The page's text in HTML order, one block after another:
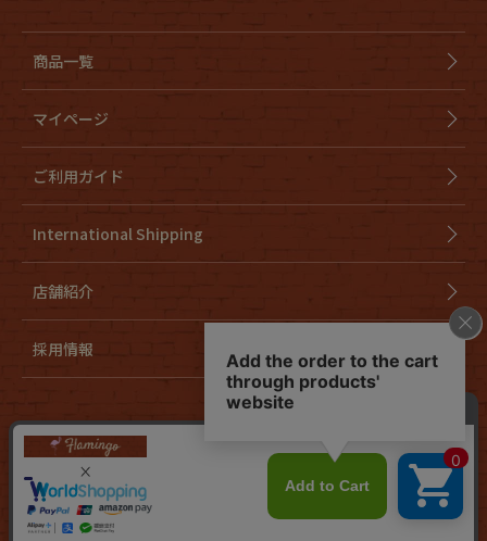
商品一覧
マイページ
ご利用ガイド
International Shipping
店舗紹介
採用情報
会社概要
個人情報取り扱いについて
cookieについて
お問い合わせ